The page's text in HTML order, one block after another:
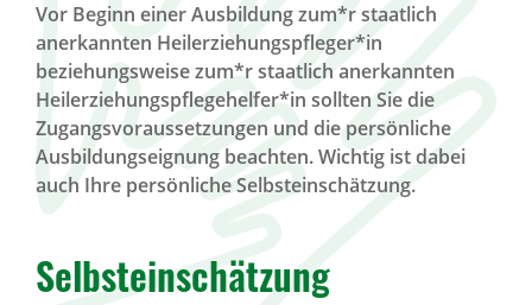
Vor Beginn einer Ausbildung zum*r staatlich
anerkannten Heilerziehungspfleger*in
beziehungsweise zum*r staatlich anerkannten
Heilerziehungspflegehelfer*in sollten Sie die
Zugangsvoraussetzungen und die persönliche
Ausbildungseignung beachten. Wichtig ist dabei
auch Ihre persönliche Selbsteinschätzung.
Selbsteinschätzung